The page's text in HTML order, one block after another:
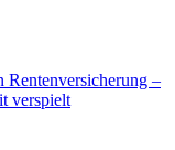
Rentenversicherung –
verspielt